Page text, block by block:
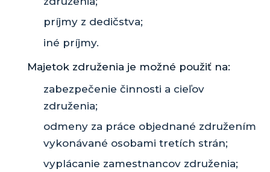
príjmy z dedičstva;
iné príjmy.
Majetok združenia je možné použiť na:
zabezpečenie činnosti a cieľov
združenia;
odmeny za práce objednané združením
vykonávané osobami tretích strán;
vyplácanie zamestnancov združenia;